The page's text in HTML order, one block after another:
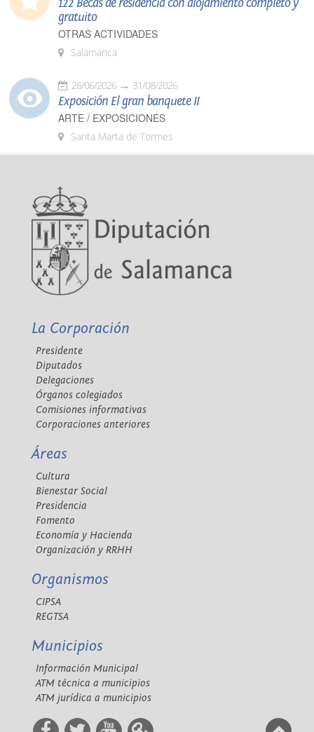
122 Becas de residencia con alojamiento completo y
gratuito
OTRAS ACTIVIDADES
Salamanca
26/06/2026 31/08/2026
Exposición El gran banquete II
ARTE / EXPOSICIONES
Santa Marta de Tormes
La Corporación
Presidente
Diputados
Delegaciones
Órganos colegiados
Comisiones informativas
Corporaciones anteriores
Áreas
Cultura
Bienestar Social
Presidencia
Fomento
Economía y Hacienda
Organización y RRHH
Organismos
CIPSA
REGTSA
Municipios
Información Municipal
ATM técnica a municipios
ATM jurídica a municipios